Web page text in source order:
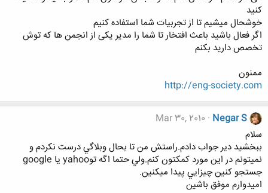
کنید
خوشحال میشیم تا از تجربیات شما استفاده کنیم
اگر فعال باشید باعث افتخار تا شما را مدیر یکی از انجمن ها که توش
تخصص دارید بکنم
ممنون
http://eng-society.com
Negar S
Mar 30, 2010
سلام
ببخشيد دير جواب دادم.راستش من تا بحال وبلاگي درست نکردم و
نميتونم در اين مورد کمکتون کنم.ولي حتما اگه توyahoo يا google
جستجو کنين چيزايي پيدا ميکنين.
اميدوارم موفق باشين